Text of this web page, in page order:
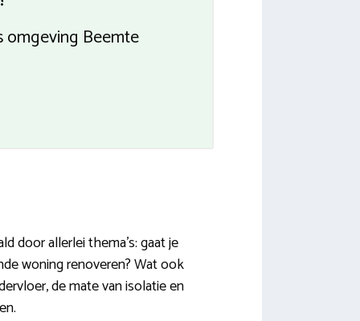
Beemte
door allerlei thema’s: gaat je
woning renoveren? Wat ook
de mate van isolatie en